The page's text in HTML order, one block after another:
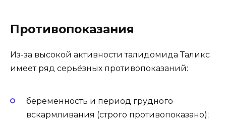
Противопоказания
Из-за высокой активности талидомида Таликс
имеет ряд серьёзных противопоказаний:
беременность и период грудного
вскармливания (строго противопоказано);